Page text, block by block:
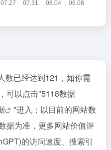
数已经达到121，如你需
可以点击"5118数据
"进入；以目前的网站数
据为准，更多网站价值评
的访问速度、搜索引